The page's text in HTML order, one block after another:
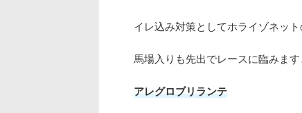
イレ込み対策としてホライゾネッ
馬場入りも先出でレースに臨みます
アレグロブリランテ